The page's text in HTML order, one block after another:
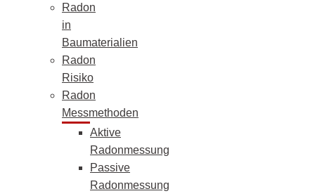
Radon
in
Baumaterialien
Radon
Risiko
Radon
Messmethoden
Aktive
Radonmessung
Passive
Radonmessung